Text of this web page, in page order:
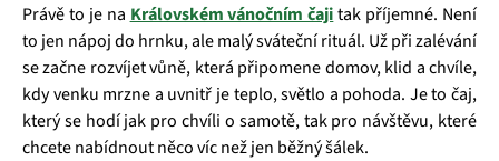
Právě to je na Královském vánočním čajitak příjemné. Není
to jen nápoj do hrnku, ale malý sváteční rituál. Už při zalévání
se začne rozvíjet vůně, která připomene domov, klid a chvíle,
kdy venku mrzne a uvnitř je teplo, světlo a pohoda. Je to čaj,
který se hodí jak pro chvíli o samotě, tak pro návštěvu, které
chcete nabídnout něco víc než jen běžný šálek.